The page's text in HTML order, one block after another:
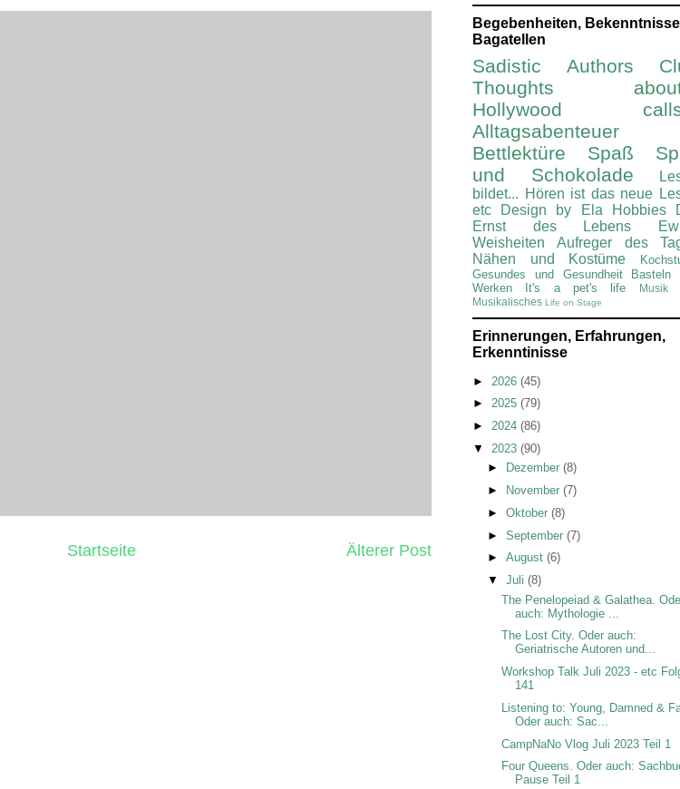
Älterer Post
Startseite
Begebenheiten,
Bagatellen
Sadistic Authors
Thoughts
Hollywood
Alltagsabenteuer
Bettlektüre
Spaß
und Schokolade
bildet... Hören ist das neue
etc
Design by Ela Hobbies
Ernst des Lebens
Weisheiten
Aufreger des
Nähen und Kostüme
Gesundes und Gesundheit
Basteln
Werken
It's a pet's life
Musik
Musikalisches Life on Stage
Erinnerungen, Erfahrungen,
Erkenntinisse
► 2026 (45)
► 2025 (79)
► 2024 (86)
▼ 2023 (90)
►
Dezember (8)
►
November (7)
► Oktober (8)
► September (7)
► August (6)
▼ Juli (8)
The Penelopeiad & Galathea.
auch: Mythologie ...
The Lost City. Oder auch:
Geriatrische Autoren und...
Workshop Talk Juli 2023 - etc
141
Listening to: Young, Damned &
Oder auch: Sac...
CampNaNo Vlog Juli 2023 Teil 1
Four Queens. Oder auch:
Pause Teil 1